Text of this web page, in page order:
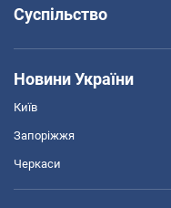
Суспільство
Новини України
Київ
Запоріжжя
Черкаси